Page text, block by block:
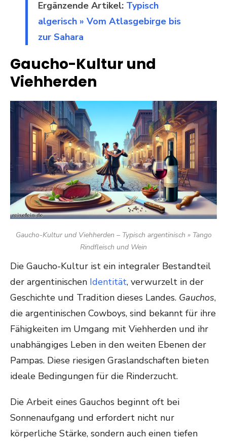
Ergänzende Artikel: Typisch
algerisch » Vom Atlasgebirge bis
zur Sahara
Gaucho-Kultur und
Viehherden
Gaucho-Kultur und Viehherden – Typisch argentinisch » Tango
Rindfleisch und Wein
Die Gaucho-Kultur ist ein integraler Bestandteil
der argentinischen Identität, verwurzelt in der
Geschichte und Tradition dieses Landes. Gauchos,
die argentinischen Cowboys, sind bekannt für ihre
Fähigkeiten im Umgang mit Viehherden und ihr
unabhängiges Leben in den weiten Ebenen der
Pampas. Diese riesigen Graslandschaften bieten
ideale Bedingungen für die Rinderzucht.
Die Arbeit eines Gauchos beginnt oft bei
Sonnenaufgang und erfordert nicht nur
körperliche Stärke, sondern auch einen tiefen